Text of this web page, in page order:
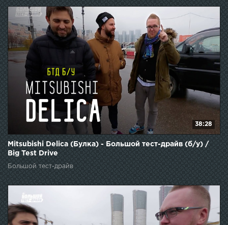
38:28
Mitsubishi Delica (Булка) - Большой тест-драйв (б/у) /
Big Test Drive
Большой тест-драйв